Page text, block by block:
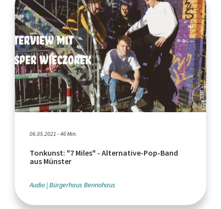
06.05.2021 - 46 Min.
Tonkunst: "7 Miles" - Alternative-Pop-Band
aus Münster
Audio Bürgerhaus Bennohaus